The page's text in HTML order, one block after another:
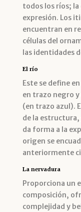
todos los ríos;
expresión. Los
encuentran en
células del
las identidades
El río
Este se define
en trazo negro
(en trazo azul).
de la
da forma a la
origen se
anteriormente
La nervadura
Proporciona un
composición,
complejidad y